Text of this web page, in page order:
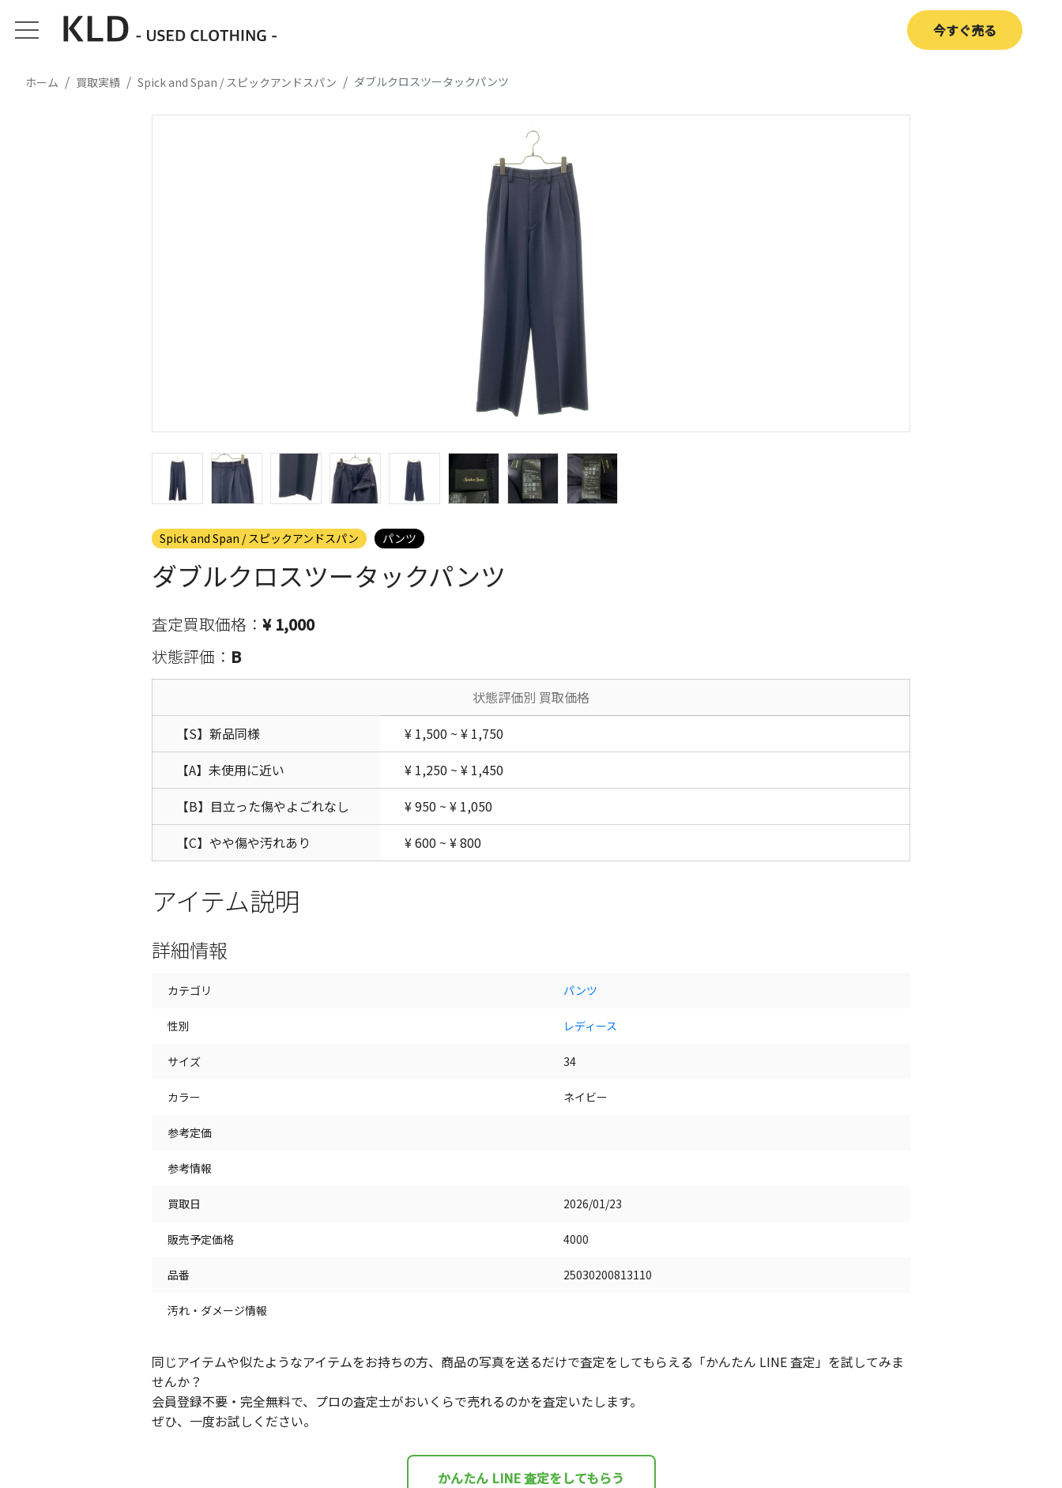
今すぐ売る
ホーム 買取実績 Spick and Span / スピックアンドスパン ダブルクロスツータックパンツ
Spick and Span / スピックアンドスパン パンツ
ダブルクロスツータックパンツ
査定買取価格： ¥ 1,000
状態評価： B
状態評価別 買取価格
【S】新品同様
¥ 1,500 ~ ¥ 1,750
【A】未使用に近い
¥ 1,250 ~ ¥ 1,450
【B】目立った傷やよごれなし
¥ 950 ~ ¥ 1,050
【C】やや傷や汚れあり
¥ 600 ~ ¥ 800
アイテム説明
詳細情報
カテゴリ パンツ
性別 レディース
サイズ 34
カラー ネイビー
参考定価
参考情報
買取日 2026/01/23
販売予定価格 4000
品番 25030200813110
汚れ・ダメージ情報
同じアイテムや似たようなアイテムをお持ちの方、商品の写真を送るだけで査定をしてもらえる「かんたん LINE 査定」を試してみま
せんか？
会員登録不要・完全無料で、プロの査定士がおいくらで売れるのかを査定いたします。
ぜひ、一度お試しください。
かんたん LINE 査定をしてもらう